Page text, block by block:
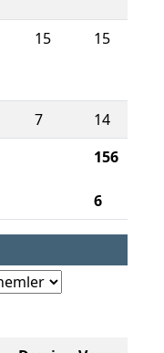
15 15
7
14
156
6